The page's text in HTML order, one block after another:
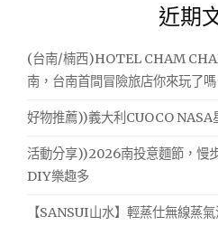
近期
(台南/楠西)HOTEL CHAM
南，台南首間冒險旅店你來玩了嗎
好物推薦))義大利CUOCO NASA
活動分享))2026南投意麵節，慢
DIY樂趣多
【SANSUI山水】輕蒸仕無線蒸